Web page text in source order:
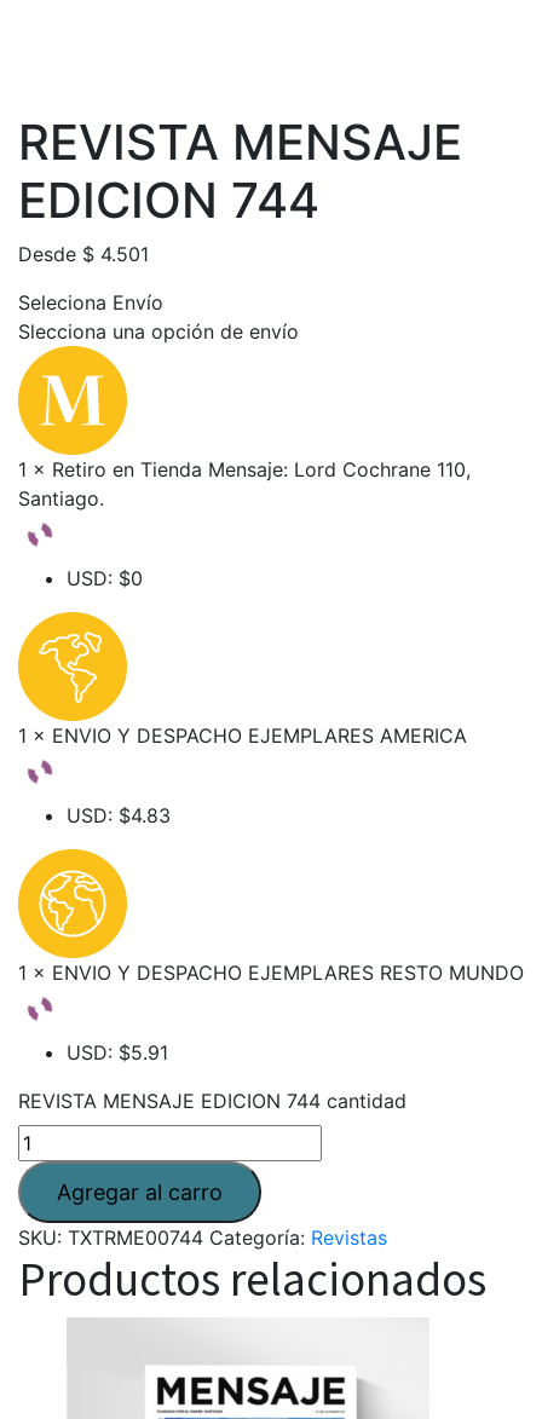
REVISTA MENSAJE
EDICION 744
Desde $ 4.501
Seleciona Envío
Slecciona una opción de envío
1 × Retiro en Tienda Mensaje: Lord Cochrane 110,
Santiago.
USD: $0
1 × ENVIO Y DESPACHO EJEMPLARES AMERICA
USD: $4.83
1 × ENVIO Y DESPACHO EJEMPLARES RESTO MUNDO
USD: $5.91
REVISTA MENSAJE EDICION 744 cantidad
SKU: TXTRME00744 Categoría: Revistas
Productos relacionados